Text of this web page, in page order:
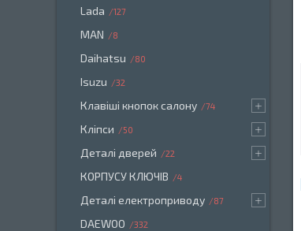
Lada 127
MAN 8
Daihatsu 80
Isuzu 32
Клавіші кнопок салону 74
Кліпси 50
Деталі дверей 22
КОРПУСУ КЛЮЧІВ 4
Деталі електроприводу 87
DAEWOO 332